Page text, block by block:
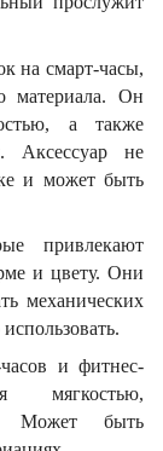
на смарт-часы,
материала. Он
а также
Аксессуар не
и может быть
привлекают
и цвету. Они
механических
и фитнес-
мягкостью,
Может быть